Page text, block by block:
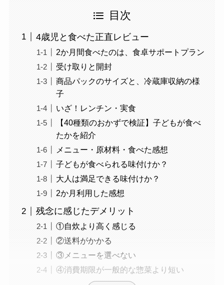
目次
4歳児と食べた正直レビュー
2か月間食べたのは、食卓サポートプラン
受け取りと開封
商品パックのサイズと、冷蔵庫収納の様
子
いざ！レンチン・実食
【40種類のおかずで検証】子どもが食べ
たかを紹介
メニュー・原材料・食べた感想
子どもが食べられる味付けか？
大人は満足できる味付けか？
2か月利用した感想
残念に感じたデメリット
①自炊より高く感じる
②送料がかかる
③メニューを選べない
④消費期限が一般的な惣菜より短い